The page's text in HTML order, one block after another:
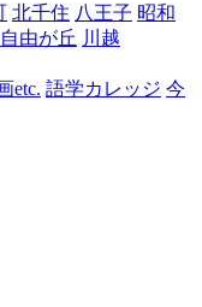
由
丘
北千住 八王子 昭和
自由が丘 川越
etc. 語学カレッジ 今